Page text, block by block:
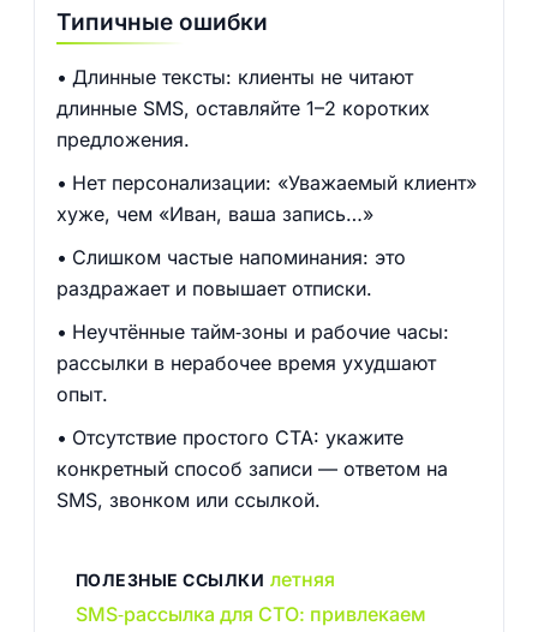
Типичные ошибки
Длинные тексты: клиенты не читают
длинные SMS, оставляйте 1–2 коротких
предложения.
Нет персонализации: «Уважаемый клиент»
хуже, чем «Иван, ваша запись…»
Слишком частые напоминания: это
раздражает и повышает отписки.
Неучтённые тайм‑зоны и рабочие часы:
рассылки в нерабочее время ухудшают
опыт.
Отсутствие простого CTA: укажите
конкретный способ записи — ответом на
SMS, звонком или ссылкой.
ПОЛЕЗНЫЕ ССЫЛКИ летняя
SMS‑рассылка для СТО: привлекаем